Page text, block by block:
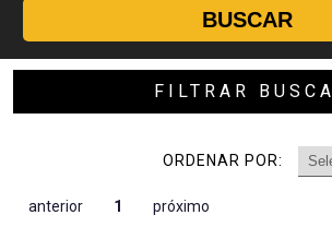
BUSCAR
FILTRAR BUSCA
ORDENAR POR:
anterior 1 próximo